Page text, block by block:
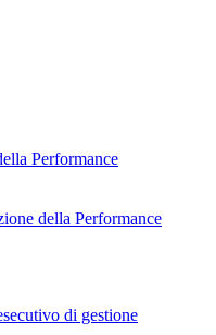
Performance
della Performance
di gestione